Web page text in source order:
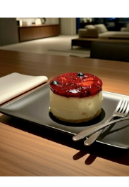
Cheese cake de
arándanos y cerezas.